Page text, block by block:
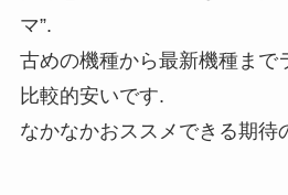
マ”.
古めの機種から最新機種まで
比較的安いです.
なかなかおススメできる期待